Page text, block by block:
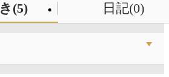
(5) 日記(0)